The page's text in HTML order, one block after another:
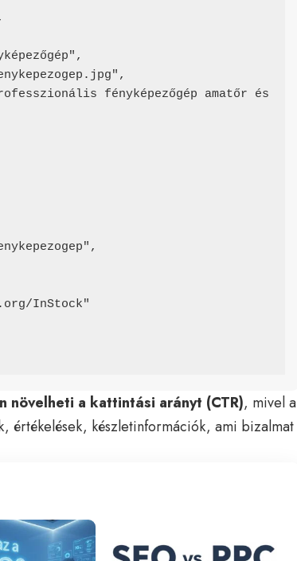
növelheti a kattintási arányt (CTR), mivel a
értékelések, készletinformációk, ami bizalmat